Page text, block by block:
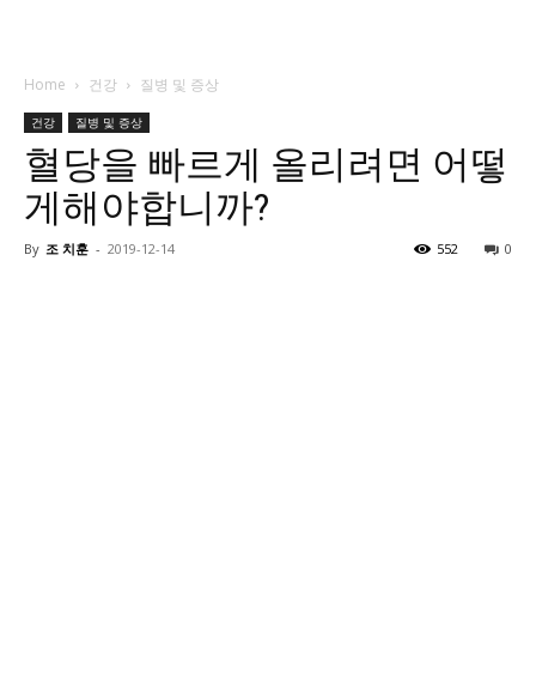
Home 건강 질병 및 증상
건강 질병 및 증상
혈당을 빠르게 올리려면 어떻
게해야합니까?
By 조 치훈 - 2019-12-14 0
552